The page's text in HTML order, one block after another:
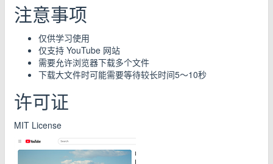
注意事项
仅供学习使用
仅支持 YouTube 网站
需要允许浏览器下载多个文件
下载大文件时可能需要等待较长时间5～10秒
许可证
MIT License